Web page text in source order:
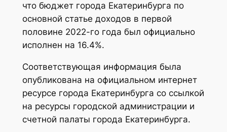
что бюджет города Екатеринбурга по
основной статье доходов в первой
половине 2022-го года был официально
исполнен на 16.4%.
Соответствующая информация была
опубликована на официальном интернет
ресурсе города Екатеринбурга со ссылкой
на ресурсы городской администрации и
счетной палаты города Екатеринбурга.